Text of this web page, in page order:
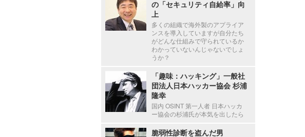
の「セキュリティ自給率」向
上
多くの組織で海外製のアプライア
ンスを導入していますが自分たち
がどんな仕組みで守られているか
わかっていないんじゃないでしょ
うか？
「趣味：ハッキング」一般社
団法人日本ハッカー協会 杉浦
隆幸
国内 OSINT 第一人者 日本ハッカ
ー協会の杉浦氏が本気を出したら
脆弱性診断を盗んだ男